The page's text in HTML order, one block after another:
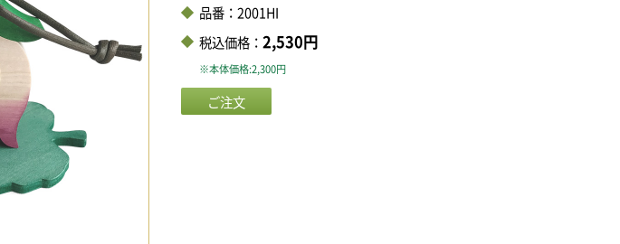
品番：2001HI
税込価格： 2,530円
※本体価格:2,300円